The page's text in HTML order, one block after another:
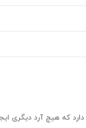
که هیچ آرد دیگری